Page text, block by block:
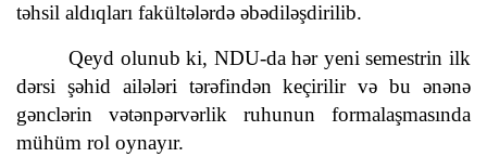
təhsil aldıqları fakültələrdə əbədiləşdirilib.
Qeyd olunub ki, NDU-da hər yeni semestrin ilk
dərsi şəhid ailələri tərəfindən keçirilir və bu ənənə
gənclərin vətənpərvərlik ruhunun formalaşmasında
mühüm rol oynayır.